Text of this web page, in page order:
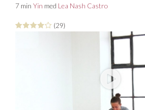
7 minYin med Lea Nash Castro
(29)